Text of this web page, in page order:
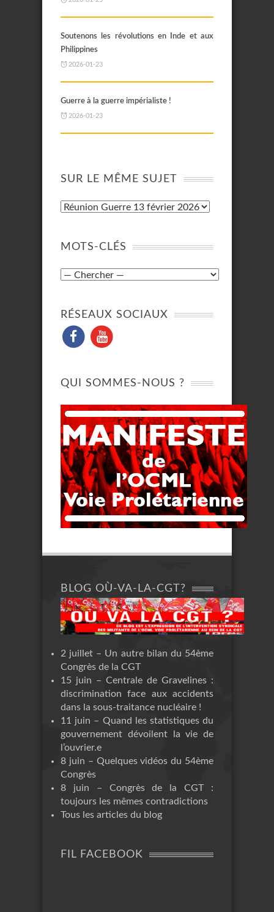
Soutenons les révolutions en Inde et aux
Philippines
2026-01-23
Guerre à la guerre impérialiste !
2026-01-23
SUR LE MÊME SUJET
MOTS-CLÉS
RÉSEAUX SOCIAUX
QUI SOMMES-NOUS ?
BLOG OÙ-VA-LA-CGT?
2 juillet – Un autre bilan du 54ème
Congrès de la CGT
15 juin – Centrale de Gravelines :
discrimination face aux accidents
dans la sous-traitance nucléaire !
11 juin – Quand les statistiques du
gouvernement dévoilent la vie de
l’ouvrier.e
8 juin – Quelques vidéos du 54ème
Congrès
8 juin – Congrès de la CGT :
toujours les mêmes contradictions
Tous les articles du blog
FIL FACEBOOK